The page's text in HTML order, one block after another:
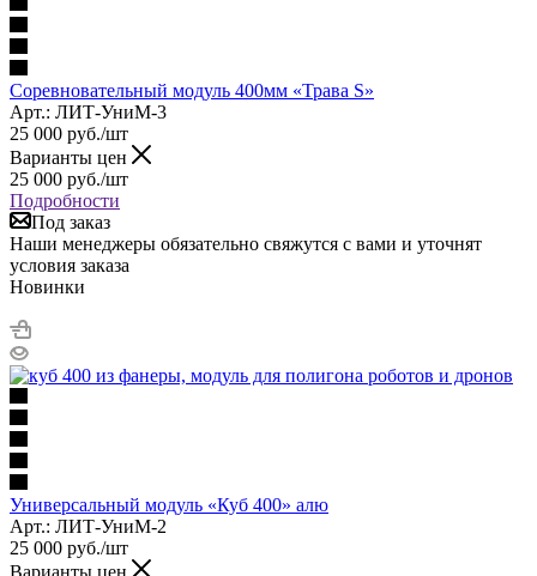
Соревновательный модуль 400мм «Трава S»
Арт.: ЛИТ-УниМ-3
25 000 руб./шт
Варианты цен
25 000 руб./шт
Подробности
Под заказ
Наши менеджеры обязательно свяжутся с вами и уточнят
условия заказа
Новинки
Универсальный модуль «Куб 400» алю
Арт.: ЛИТ-УниМ-2
25 000 руб./шт
Варианты цен